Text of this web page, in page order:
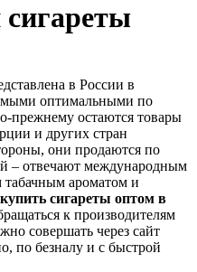
в России в
оптимальными по
прежнему остаются товары
и других стран
они продаются по
– отвечают международным
табачным ароматом и
купить сигареты оптом в
к производителям
совершать через сайт
по безналу и с быстрой